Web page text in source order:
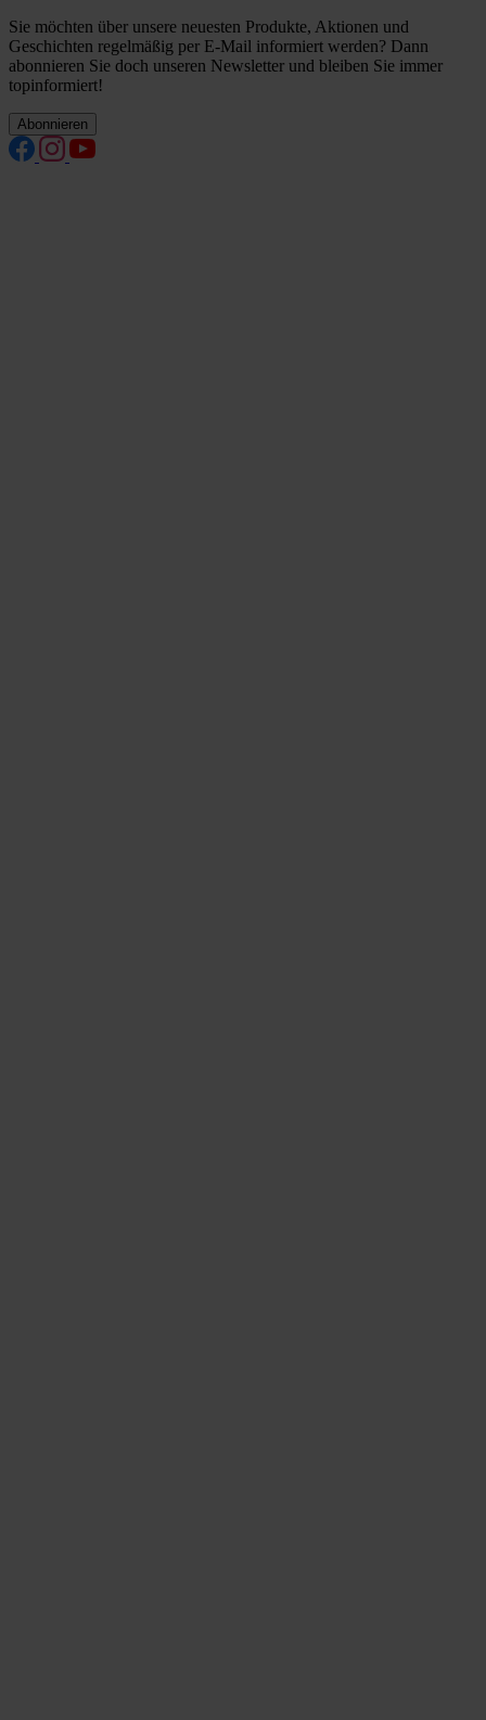
Sie möchten über unsere neuesten Produkte, Aktionen und
Geschichten regelmäßig per E-Mail informiert werden? Dann
abonnieren Sie doch unseren Newsletter und bleiben Sie immer
topinformiert!
Abonnieren